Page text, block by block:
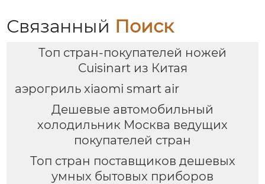
пароварочный
Связанный Поиск
Топ стран-покупателей ножей
Cuisinart из Китая
аэрогриль xiaomi smart air
Дешевые автомобильный
холодильник Москва ведущих
покупателей стран
Топ стран поставщиков дешевых
умных бытовых приборов